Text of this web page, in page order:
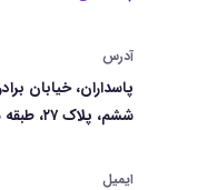
آدرس
پاسداران، خیابان
ششم، پلاک ۲۷، طبقه سوم، واحد ۱۲
ایمیل